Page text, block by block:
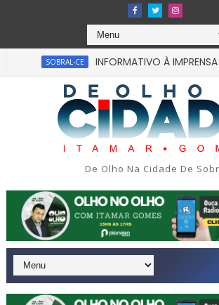
SOBRAL-CE INFORMATIVO À IMPRENSA
Uma simulação de assalto
De Olho Na Cidade De